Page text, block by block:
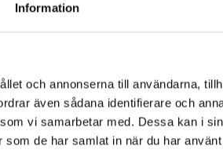
Information
och annonserna till användarna,
även sådana identifierare och
vi samarbetar med. Dessa kan i
de har samlat in när du har